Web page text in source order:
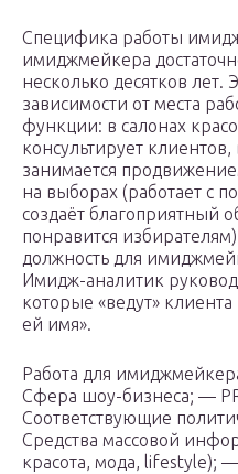
Cпецифика работы
имиджмейкера
несколько десятков лет.
зависимости от места
функции: в салонах
консультирует
занимается
на выборах (работает с
создаёт благоприятный
понравится
должность для
Имидж-аналитик
которые «ведут»
ей имя».
Работа для
Сфера шоу-бизнеса; —
Соответствующие
Средства массовой
красота, мода, lifestyle);